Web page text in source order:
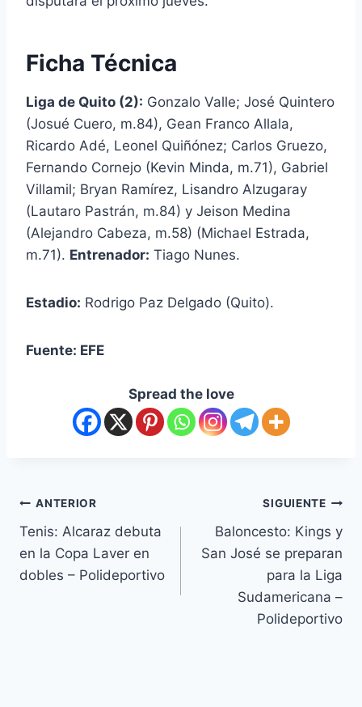
Ficha Técnica
Liga de Quito (2): Gonzalo Valle; José Quintero
(Josué Cuero, m.84), Gean Franco Allala,
Ricardo Adé, Leonel Quiñónez; Carlos Gruezo,
Fernando Cornejo (Kevin Minda, m.71), Gabriel
Villamil; Bryan Ramírez, Lisandro Alzugaray
(Lautaro Pastrán, m.84) y Jeison Medina
(Alejandro Cabeza, m.58) (Michael Estrada,
m.71). Entrenador: Tiago Nunes.
Estadio: Rodrigo Paz Delgado (Quito).
Fuente: EFE
Spread the love
ANTERIOR
Tenis: Alcaraz debuta
en la Copa Laver en
dobles – Polideportivo
SIGUIENTE
Baloncesto: Kings y
San José se preparan
para la Liga
Sudamericana –
Polideportivo